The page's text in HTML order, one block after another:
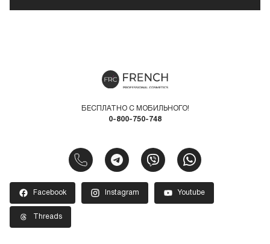
БЕСПЛАТНО С МОБИЛЬНОГО!
0-800-750-748
Facebook Instagram Youtube
Threads